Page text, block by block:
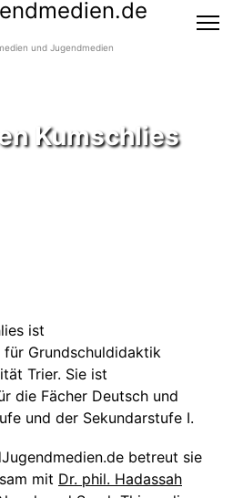
und Jugendmedien
Kumschlies
ist
Grundschuldidaktik
Trier. Sie ist
die Fächer Deutsch und
und der Sekundarstufe I.
betreut sie
mit Dr. phil. Hadassah